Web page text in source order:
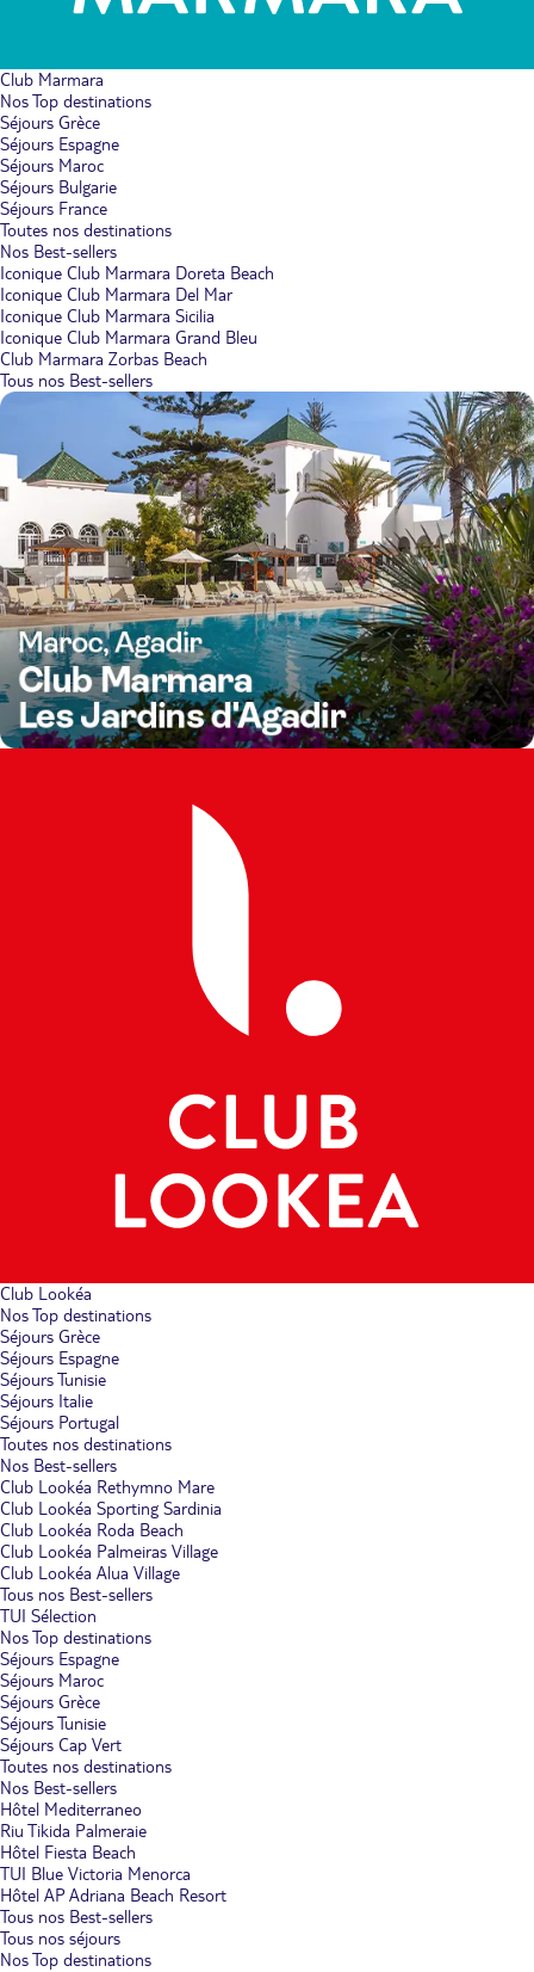
Club Marmara
Nos Top destinations
Séjours Grèce
Séjours Espagne
Séjours Maroc
Séjours Bulgarie
Séjours France
Toutes nos destinations
Nos Best-sellers
Iconique Club Marmara Doreta Beach
Iconique Club Marmara Del Mar
Iconique Club Marmara Sicilia
Iconique Club Marmara Grand Bleu
Club Marmara Zorbas Beach
Tous nos Best-sellers
Club Lookéa
Nos Top destinations
Séjours Grèce
Séjours Espagne
Séjours Tunisie
Séjours Italie
Séjours Portugal
Toutes nos destinations
Nos Best-sellers
Club Lookéa Rethymno Mare
Club Lookéa Sporting Sardinia
Club Lookéa Roda Beach
Club Lookéa Palmeiras Village
Club Lookéa Alua Village
Tous nos Best-sellers
TUI Sélection
Nos Top destinations
Séjours Espagne
Séjours Maroc
Séjours Grèce
Séjours Tunisie
Séjours Cap Vert
Toutes nos destinations
Nos Best-sellers
Hôtel Mediterraneo
Riu Tikida Palmeraie
Hôtel Fiesta Beach
TUI Blue Victoria Menorca
Hôtel AP Adriana Beach Resort
Tous nos Best-sellers
Tous nos séjours
Nos Top destinations